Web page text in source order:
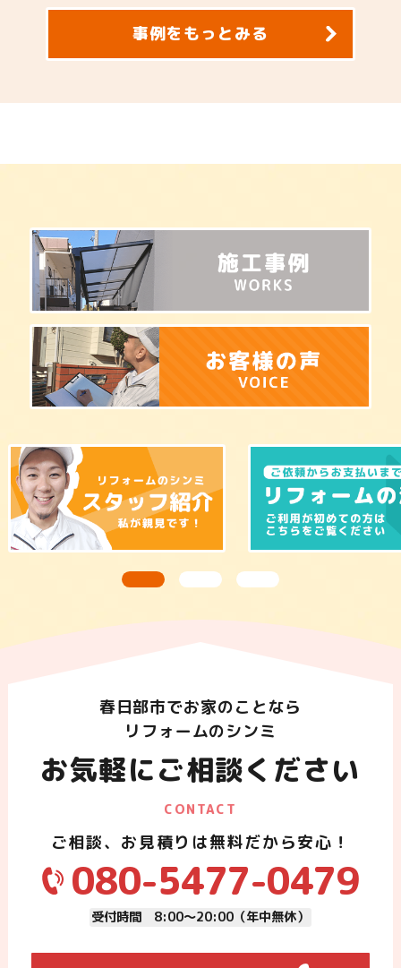
を長期間美しく保つ「美観」と、大切
なお住まいを強固に守る「保護」の両
まいを創出。地元・春日部の街並みに
ザイン性のどちらも妥協したくないお
客様にぜひご覧いただきたい、職人の
こだわりが詰まった施工事例です。
の寿命
ある色
たり紫
事例をもっとみる
春日部市でお家のことなら
リフォームのシンミ
お気軽にご相談ください
CONTACT
ご相談、お見積りは無料だから安心！
080-5477-0479
受付時間 8:00～20:00（年中無休）